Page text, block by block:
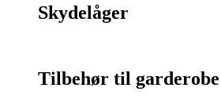
Skydelåger
Tilbehør til garderobe